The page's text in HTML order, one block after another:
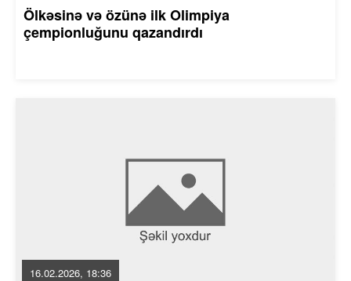
Ölkəsinə və özünə ilk Olimpiya
çempionluğunu qazandırdı
16.02.2026, 18:36